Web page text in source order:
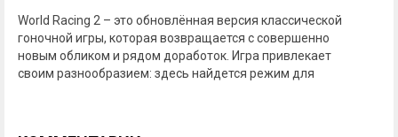
World Racing 2 – это обновлённая версия классической
гоночной игры, которая возвращается с совершенно
новым обликом и рядом доработок. Игра привлекает
своим разнообразием: здесь найдется режим для